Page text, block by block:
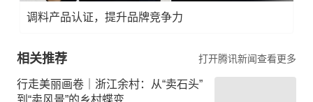
调料产品认证，提升品牌竞争力
相关推荐 打开腾讯新闻查看更多
行走美丽画卷｜浙江余村：从“卖石头”
到“卖风景”的乡村蝶变